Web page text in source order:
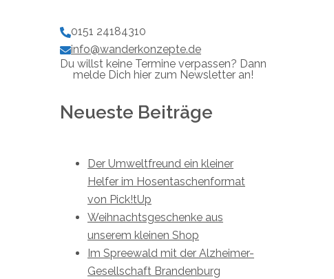
0151 24184310
info@wanderkonzepte.de
Du willst keine Termine verpassen? Dann
melde Dich hier zum Newsletter an!
Neueste Beiträge
Der Umweltfreund ein kleiner
Helfer im Hosentaschenformat
von Pick!tUp
Weihnachtsgeschenke aus
unserem kleinen Shop
Im Spreewald mit der Alzheimer-
Gesellschaft Brandenburg